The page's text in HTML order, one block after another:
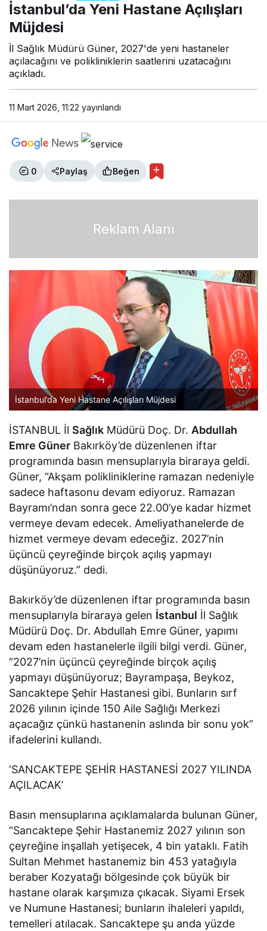
İstanbul’da Yeni Hastane Açılışları
Müjdesi
İl Sağlık Müdürü Güner, 2027'de yeni hastaneler
açılacağını ve polikliniklerin saatlerini uzatacağını
açıkladı.
11 Mart 2026, 11:22 yayınlandı
0 Paylaş Beğen
Reklam Alanı
İstanbul’da Yeni Hastane Açılışları Müjdesi
İSTANBUL İl Sağlık Müdürü Doç. Dr.Abdullah
Emre Güner Bakırköy’de düzenlenen iftar
programında basın mensuplarıyla biraraya geldi.
Güner, “Akşam polikliniklerine ramazan nedeniyle
sadece haftasonu devam ediyoruz. Ramazan
Bayramı’ndan sonra gece 22.00’ye kadar hizmet
vermeye devam edecek. Ameliyathanelerde de
hizmet vermeye devam edeceğiz. 2027’nin
üçüncü çeyreğinde birçok açılış yapmayı
düşünüyoruz.” dedi.
Bakırköy’de düzenlenen iftar programında basın
mensuplarıyla biraraya gelen İstanbul İl Sağlık
Müdürü Doç. Dr. Abdullah Emre Güner, yapımı
devam eden hastanelerle ilgili bilgi verdi. Güner,
“2027’nin üçüncü çeyreğinde birçok açılış
yapmayı düşünüyoruz; Bayrampaşa, Beykoz,
Sancaktepe Şehir Hastanesi gibi. Bunların sırf
2026 yılının içinde 150 Aile Sağlığı Merkezi
açacağız çünkü hastanenin aslında bir sonu yok”
ifadelerini kullandı.
‘SANCAKTEPE ŞEHİR HASTANESİ 2027 YILINDA
AÇILACAK’
Basın mensuplarına açıklamalarda bulunan Güner,
“Sancaktepe Şehir Hastanemiz 2027 yılının son
çeyreğine inşallah yetişecek, 4 bin yataklı. Fatih
Sultan Mehmet hastanemiz bin 453 yatağıyla
beraber Kozyatağı bölgesinde çok büyük bir
hastane olarak karşımıza çıkacak. Siyami Ersek
ve Numune Hastanesi; bunların ihaleleri yapıldı,
temelleri atılacak. Sancaktepe şu anda yüzde